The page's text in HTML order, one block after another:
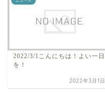
2022/3/1こんにちは！よい一日
を！
2022年3月1日